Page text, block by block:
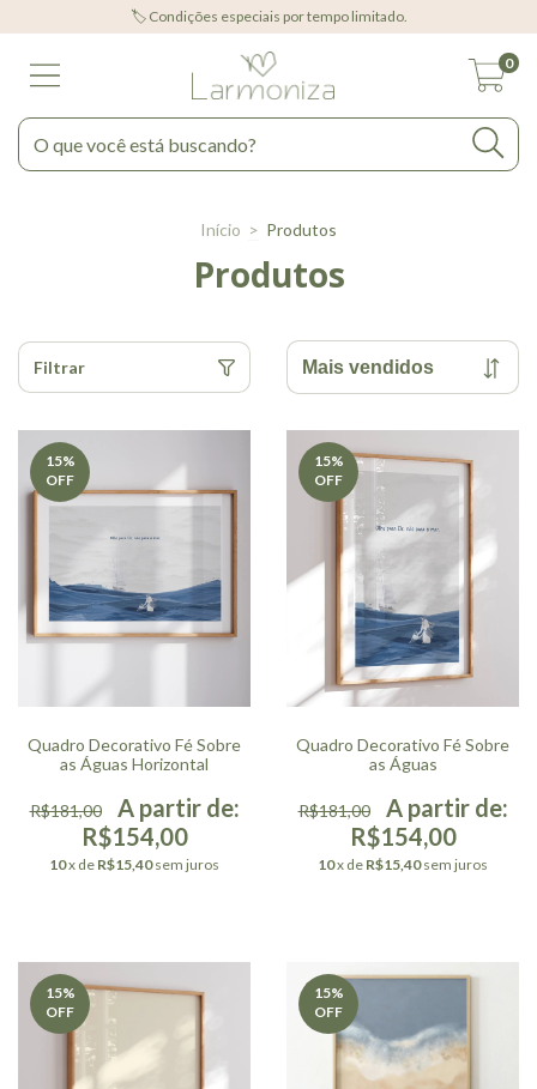
🏷️ Condições especiais por tempo limitado.
0
Início > Produtos
Produtos
Filtrar
15%
OFF
Quadro Decorativo Fé Sobre
as Águas Horizontal
R$181,00
R$154,00
10x de R$15,40 sem juros
15%
OFF
Quadro Decorativo Fé Sobre
as Águas
R$181,00
R$154,00
10x de R$15,40 sem juros
15%
OFF
15%
OFF